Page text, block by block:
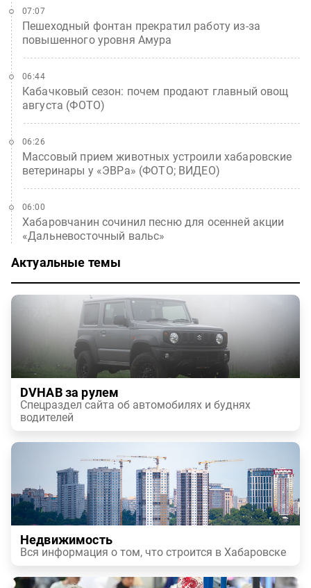
Пешеходный фонтан прекратил работу из-за
повышенного уровня Амура
07:07
Кабачковый сезон: почем продают главный овощ
августа (ФОТО)
06:44
Массовый прием животных устроили хабаровские
ветеринары у «ЭВРа» (ФОТО; ВИДЕО)
06:26
Хабаровчанин сочинил песню для осенней акции
«Дальневосточный вальс»
06:00
Актуальные темы
DVHAB за рулем
Спецраздел сайта об автомобилях и буднях
водителей
Недвижимость
Вся информация о том, что строится в Хабаровске